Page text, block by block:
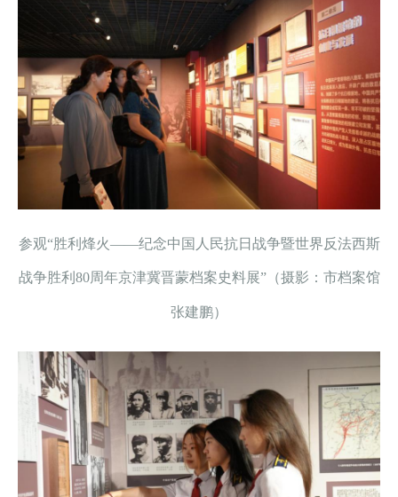
参观“胜利烽火——纪念中国人民抗日战争暨世界反法西斯
战争胜利80周年京津冀晋蒙档案史料展”（摄影：市档案馆
张建鹏）